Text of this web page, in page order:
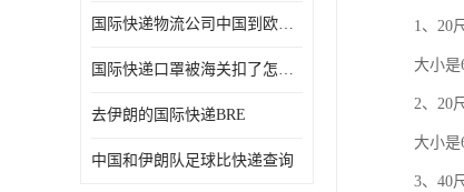
国际快递物流公司中国到欧洲英国法国德国能寄铁路空运海运
国际快递口罩被海关扣了怎么办
去伊朗的国际快递BRE
中国和伊朗队足球比快递查询
1、20
大小
2、20
大小
3、40